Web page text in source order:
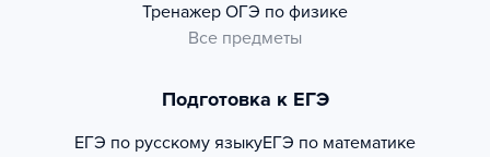
Тренажер ОГЭ по физике
Все предметы
Подготовка к ЕГЭ
ЕГЭ по русскому языкуЕГЭ по математике